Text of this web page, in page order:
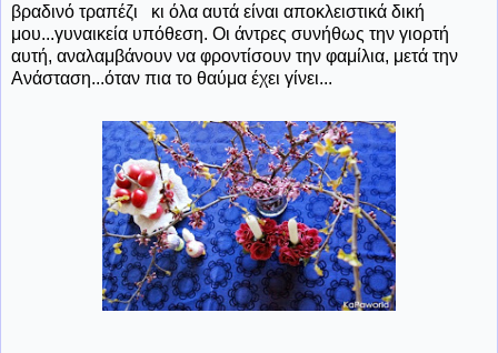
βραδινό τραπέζι κι όλα αυτά είναι αποκλειστικά δική
μου...γυναικεία υπόθεση. Οι άντρες συνήθως την γιορτή
αυτή, αναλαμβάνουν να φροντίσουν την φαμίλια, μετά την
Ανάσταση...όταν πια το θαύμα έχει γίνει...